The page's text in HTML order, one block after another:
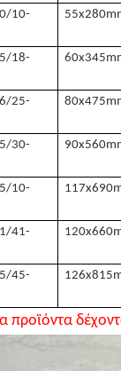
10-
18-
25-
30-
10-
41-
45-